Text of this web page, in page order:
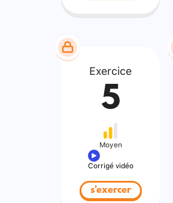
Exercice
5
Moyen
Corrigé vidéo
s'exercer